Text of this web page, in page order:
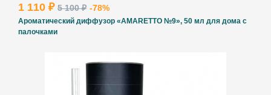
1 110 ₽ 5 100 ₽ -78%
Ароматический диффузор «AMARETTO №9», 50 мл для дома с
палочками